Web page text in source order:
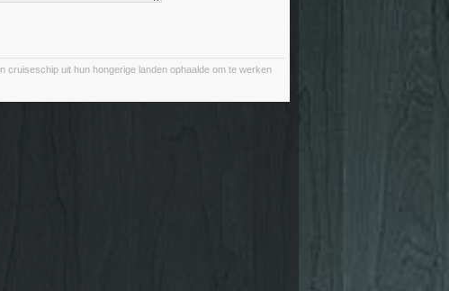
cruiseschip uit hun hongerige landen ophaalde om te werken